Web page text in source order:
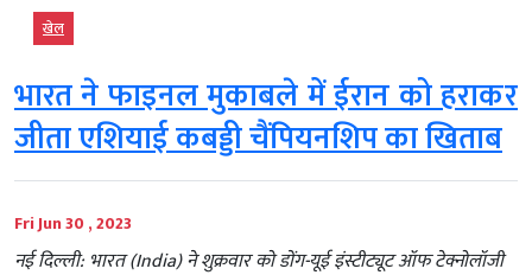
खेल
भारत ने फाइनल मुकाबले में ईरान को हराकर
जीता एशियाई कबड्डी चैंपियनशिप का खिताब
Fri Jun 30 , 2023
नई दिल्ली: भारत (India) ने शुक्रवार को डोंग-यूई इंस्टीट्यूट ऑफ टेक्नोलॉजी